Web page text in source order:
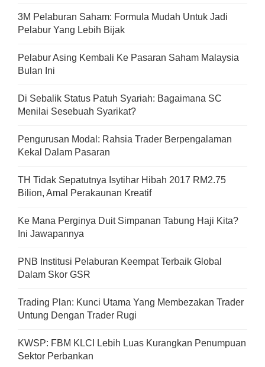
3M Pelaburan Saham: Formula Mudah Untuk Jadi
Pelabur Yang Lebih Bijak
Pelabur Asing Kembali Ke Pasaran Saham Malaysia
Bulan Ini
Di Sebalik Status Patuh Syariah: Bagaimana SC
Menilai Sesebuah Syarikat?
Pengurusan Modal: Rahsia Trader Berpengalaman
Kekal Dalam Pasaran
TH Tidak Sepatutnya Isytihar Hibah 2017 RM2.75
Bilion, Amal Perakaunan Kreatif
Ke Mana Perginya Duit Simpanan Tabung Haji Kita?
Ini Jawapannya
PNB Institusi Pelaburan Keempat Terbaik Global
Dalam Skor GSR
Trading Plan: Kunci Utama Yang Membezakan Trader
Untung Dengan Trader Rugi
KWSP: FBM KLCI Lebih Luas Kurangkan Penumpuan
Sektor Perbankan